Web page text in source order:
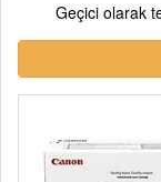
Geçici olarak